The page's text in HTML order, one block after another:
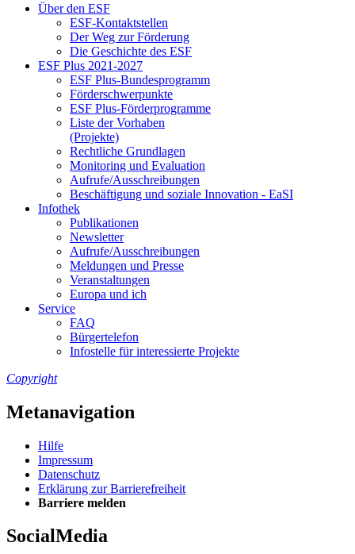
Über den ESF
ESF-Kon­takt­stel­len
Der Weg zur För­de­rung
Die Ge­schich­te des ESF
ESF Plus 2021-2027
ESF Plus-Bun­des­pro­gramm
För­der­schwer­punk­te
ESF Plus-För­der­pro­gram­me
Lis­te der Vor­ha­ben
(Pro­jek­te)
Recht­li­che Grund­la­gen
Mo­ni­to­ring und Eva­lua­ti­on
Auf­ru­fe/Aus­schrei­bun­gen
Be­schäf­ti­gung und so­zia­le In­no­va­ti­on - Ea­SI
In­fo­thek
Pu­bli­ka­tio­nen
Newslet­ter
Auf­ru­fe/Aus­schrei­bun­gen
Mel­dun­gen und Pres­se
Ver­an­stal­tun­gen
Eu­ro­pa und ich
Ser­vice
FAQ
Bür­ger­te­le­fon
In­fo­stel­le für in­ter­es­sier­te Pro­jek­te
Copyright
Metanavigation
Hil­fe
Im­pres­s­um
Da­ten­schutz
Er­klä­rung zur Bar­rie­re­frei­heit
Bar­rie­re mel­den
SocialMedia